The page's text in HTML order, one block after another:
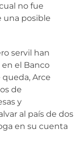
no fue
una posible
servil han
en el Banco
Arce
de
y
al país de dos
en su cuenta